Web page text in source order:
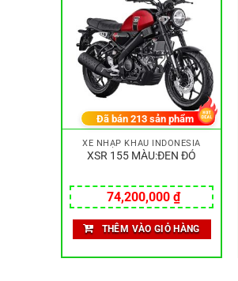
XE NHẬP KHẨU INDONESIA
XSR 155 MÀU:ĐEN ĐỎ
74,200,000₫
Đã bán 213sản phẩm
THÊM VÀO GIỎ HÀNG